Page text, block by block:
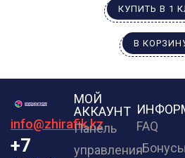
КУПИТЬ В 1
В
info@zhirafik.kz
+7
МОЙ
АККАУНТ
Панель
управления
FAQ
Бонусы